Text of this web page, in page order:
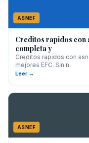
ASNEF
Creditos rapidos con
completa y
Creditos rapidos con
mejores EFC. Sin n
Leer →
ASNEF